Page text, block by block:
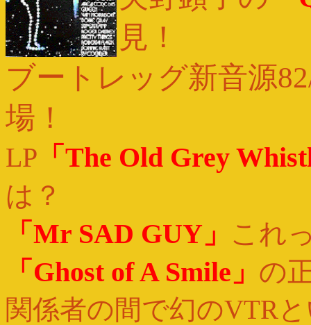
見！
ブートレッグ新音源
場！
LP 「The Old Grey
は？
「Mr SAD GUY」 これ
「Ghost of A Smile」 の
関係者の間で幻のVTR